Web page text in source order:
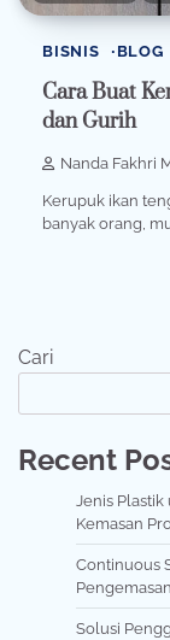
BISNIS BLOG
Cara Buat
dan Gurih
Nanda Fakhri
Kerupuk ikan
banyak orang,
Cari
Recent
Jenis
Kemasan
Continuous
Solusi